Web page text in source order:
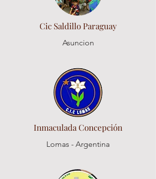
Cic Saldillo Paraguay
Asuncion
Inmaculada Concepción
Lomas - Argentina